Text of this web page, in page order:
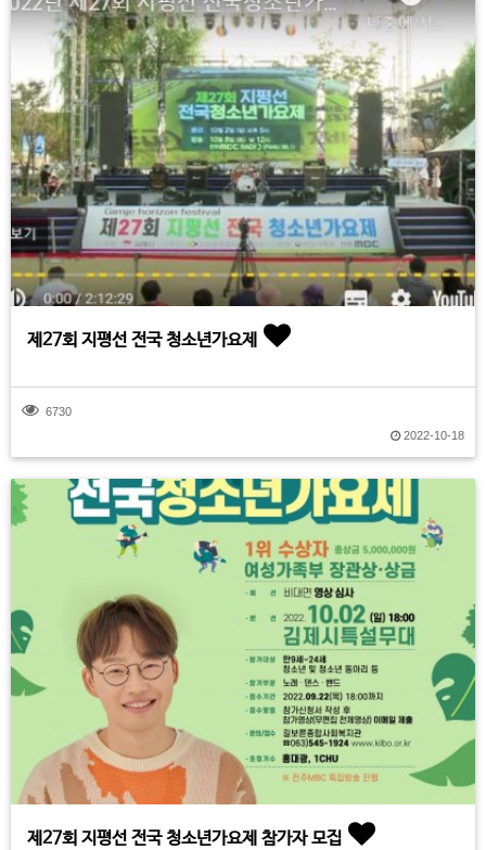
제27회 지평선 전국 청소년가요제
6730
2022-10-18
제27회 지평선 전국 청소년가요제 참가자 모집